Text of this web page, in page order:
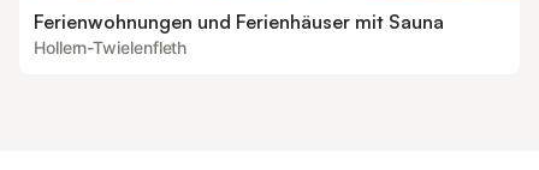
Ferienwohnungen und Ferienhäuser mit Sauna
Hollern-Twielenfleth